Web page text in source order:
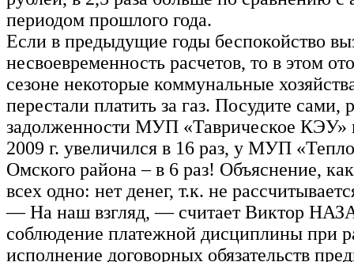
периодом прошлого года.
Если в предыдущие годы беспокойство
несвоевременность расчетов, то в этом
сезоне некоторые коммунальные
перестали платить за газ. Посудите сами,
задолженности МУП «Таврическое КЭУ»
2009 г. увеличился в 16 раз, у МУП
Омского района – в 6 раз! Объяснение,
всех одно: нет денег, т.к. не
— На наш взгляд, — считает Виктор
соблюдение платежной дисциплины при
исполнение договорных обязательств